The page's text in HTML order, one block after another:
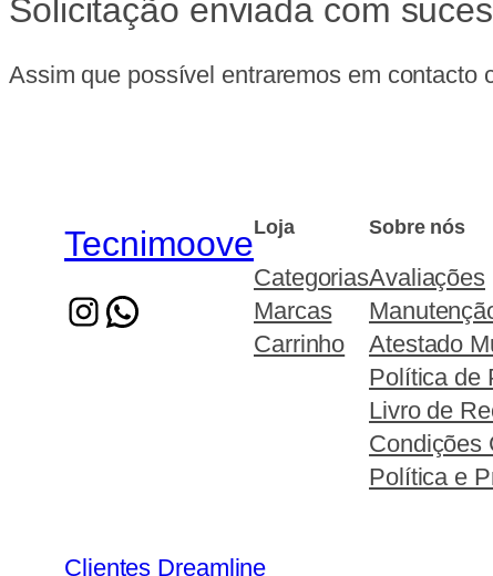
Solicitação enviada com
Assim que possível entraremos em contacto
TecnimooveLoja
Categorias
Marcas
Carrinho
Sobre nós
Avaliações
Atestado
Política de
Livro de
Condições
Política e
Clientes Dreamline